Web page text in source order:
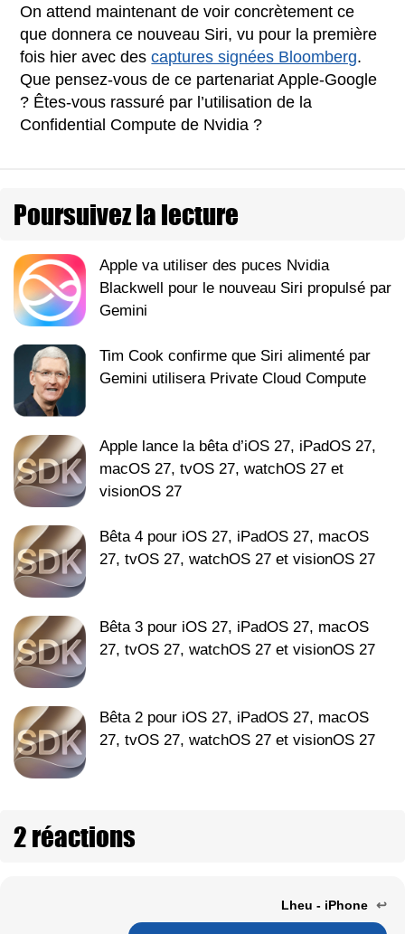
On attend maintenant de voir concrètement ce
que donnera ce nouveau Siri, vu pour la première
fois hier avec descaptures signées Bloomberg.
Que pensez-vous de ce partenariat Apple-Google
? Êtes-vous rassuré par l’utilisation de la
Confidential Compute de Nvidia ?
Poursuivez la lecture
Apple va utiliser des puces Nvidia
Blackwell pour le nouveau Siri propulsé par
Gemini
Tim Cook confirme que Siri alimenté par
Gemini utilisera Private Cloud Compute
Apple lance la bêta d’iOS 27, iPadOS 27,
macOS 27, tvOS 27, watchOS 27 et
visionOS 27
Bêta 4 pour iOS 27, iPadOS 27, macOS
27, tvOS 27, watchOS 27 et visionOS 27
Bêta 3 pour iOS 27, iPadOS 27, macOS
27, tvOS 27, watchOS 27 et visionOS 27
Bêta 2 pour iOS 27, iPadOS 27, macOS
27, tvOS 27, watchOS 27 et visionOS 27
2 réactions
Lheu - iPhone ↩